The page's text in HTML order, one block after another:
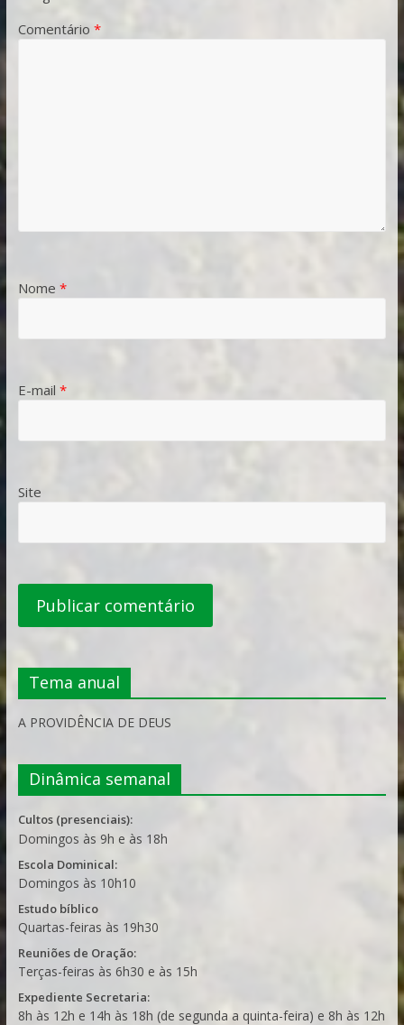
Comentário *
Nome *
E-mail *
Site
Tema anual
A PROVIDÊNCIA DE DEUS
Dinâmica semanal
Cultos (presenciais):
Domingos às 9h e às 18h
Escola Dominical:
Domingos às 10h10
Estudo bíblico
Quartas-feiras às 19h30
Reuniões de Oração:
Terças-feiras às 6h30 e às 15h
Expediente Secretaria:
8h às 12h e 14h às 18h (de segunda a quinta-feira) e 8h às 12h